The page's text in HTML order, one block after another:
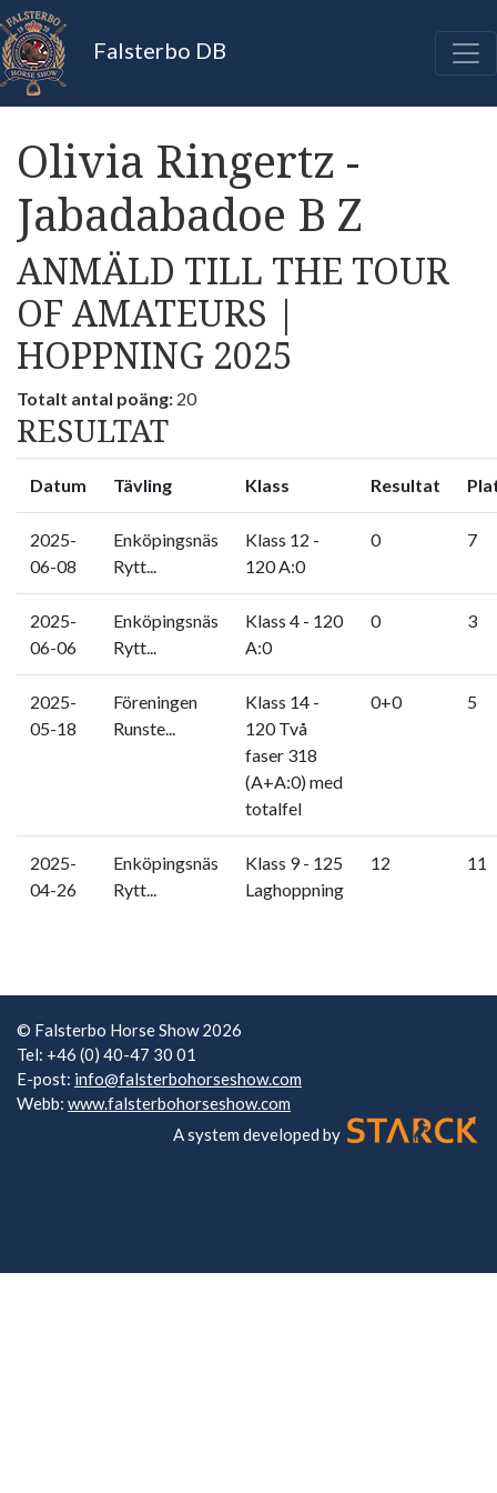
Falsterbo DB
Olivia Ringertz -
Jabadabadoe B Z
ANMÄLD TILL THE TOUR
OF AMATEURS |
HOPPNING 2025
Totalt antal poäng: 20
RESULTAT
Datum Tävling Klass Resultat
2025-
06-08
Enköpingsnäs
Rytt...
Klass 12 -
120 A:0
0 7
2025-
06-06
Enköpingsnäs
Rytt...
Klass 4 - 120
A:0
0 3
2025-
05-18
Föreningen
Runste...
Klass 14 -
120 Två
faser 318
(A+A:0) med
totalfel
0+0 5
2025-
04-26
Enköpingsnäs
Rytt...
Klass 9 - 125
Laghoppning
12 11
© Falsterbo Horse Show 2026
Tel: +46 (0) 40-47 30 01
E-post: info@falsterbohorseshow.com
Webb: www.falsterbohorseshow.com
A system developed by